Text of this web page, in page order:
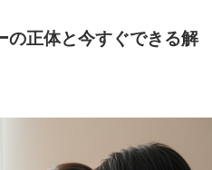
の正体と今すぐできる解